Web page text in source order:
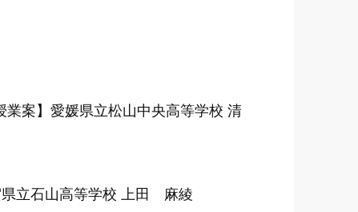
案】愛媛県立松山中央高等学校 清
県立石山高等学校 上田 麻綾